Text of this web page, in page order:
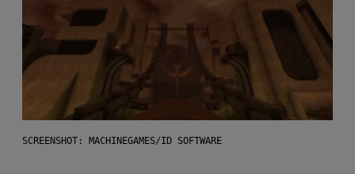
SCREENSHOT: MACHINEGAMES/ID SOFTWARE